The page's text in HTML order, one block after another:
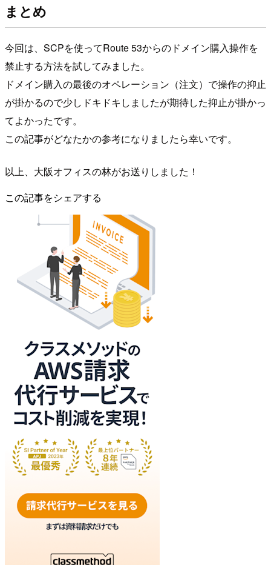
まとめ
今回は、SCPを使ってRoute 53からのドメイン購入操作を
禁止する方法を試してみました。
ドメイン購入の最後のオペレーション（注文）で操作の抑止
が掛かるので少しドキドキしましたが期待した抑止が掛かっ
てよかったです。
この記事がどなたかの参考になりましたら幸いです。
以上、大阪オフィスの林がお送りしました！
この記事をシェアする